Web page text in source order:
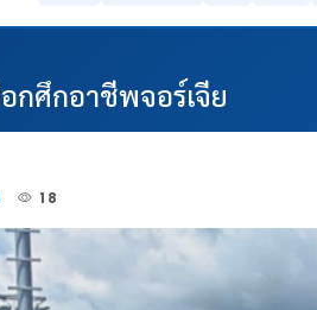
กศึกอาชีพจอร์เจีย
18